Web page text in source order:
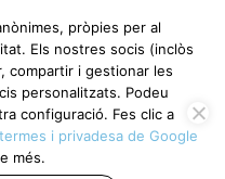
pròpies per al
Els nostres socis (inclòs
compartir i gestionar les
personalitzats. Podeu
configuració. Fes clic a
i privadesa de Google
més.